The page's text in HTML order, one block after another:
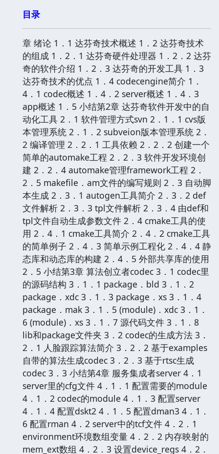
目录
章 绪论 1．1 达芬奇技术概述 1．2 达芬奇技术
的组成 1．2．1 达芬奇硬件处理器 1．2．2 达芬
奇的软件介绍 1．2．3 达芬奇的开发工具 1．3
达芬奇技术的优点 1．4 codecengine简介 1．
4．1 codec概述 1．4．2 server概述 1．4．3
app概述 1．5 小结第2章 达芬奇软件开发中的自
动化工具 2．1 软件管理方式svn 2．1．1 cvs版
本管理系统 2．1．2 subveion版本管理系统 2．
2 编译管理 2．2．1 工具依赖 2．2．2 创建一个
简单的automake工程 2．2．3 软件开发环境创
建 2．2．4 automake管理framework工程 2．
2．5 makefile．am文件的编写规则 2．3 自动脚
本生成 2．3．1 autogen工具简介 2．3．2 def
文件解析 2．3．3 tpl文件解析 2．3．4 由def和
tpl文件自动生成参数文件 2．4 cmake工具的使
用 2．4．1 cmake工具简介 2．4．2 cmake工具
的简单例子 2．4．3 简单示例工程化 2．4．4 静
态库和动态库的构建 2．4．5 外部共享库的使用
2．5 小结第3章 算法创立者codec 3．1 codec里
的源码结构 3．1．1 package．bld 3．1．2
package．xdc 3．1．3 package．xs 3．1．4
package．mak 3．1．5 (module)．xdc 3．1．
6 (module)．xs 3．1．7 源代码文件 3．1．8
lib和package文件夹 3．2 codec的生成方法 3．
2．1 人脸跟踪算法简介 3．2．2 基于examples
自带的算法生成codec 3．2．3 基于rtsc生成
codec 3．3 小结第4章 服务集成者server 4．1
server里的cfg文件 4．1．1 配置需要的module
4．1．2 codec的module 4．1．3 配置server
4．1．4 配置dskt2 4．1．5 配置dman3 4．1．
6 配置rman 4．2 server中的tcf文件 4．2．1
environment环境数组变量 4．2．2 内存映射的
mem_ext数组 4．2．3 设置device_regs 4．2．